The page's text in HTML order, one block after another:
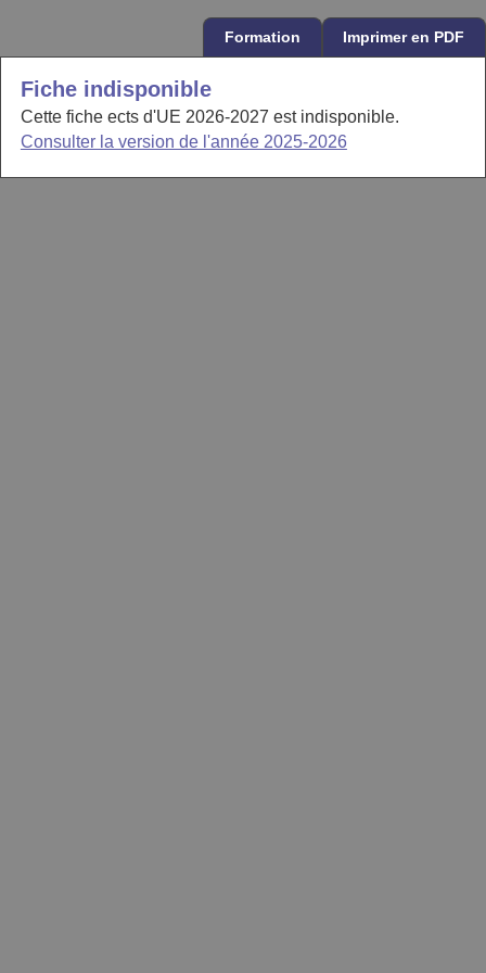
Formation Imprimer en PDF
Fiche indisponible
Cette fiche ects d'UE 2026-2027 est indisponible.
Consulter la version de l'année 2025-2026